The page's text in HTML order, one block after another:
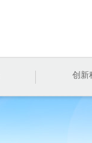
创新